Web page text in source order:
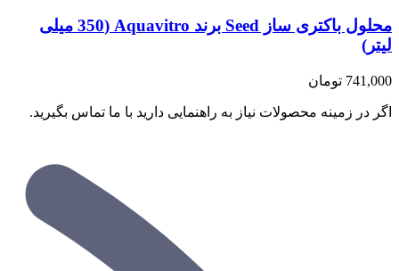
محلول باکتری ساز Seed برند Aquavitro (350 میلی
لیتر)
741,000 تومان
اگر در زمینه محصولات نیاز به راهنمایی دارید با ما تماس بگیرید.